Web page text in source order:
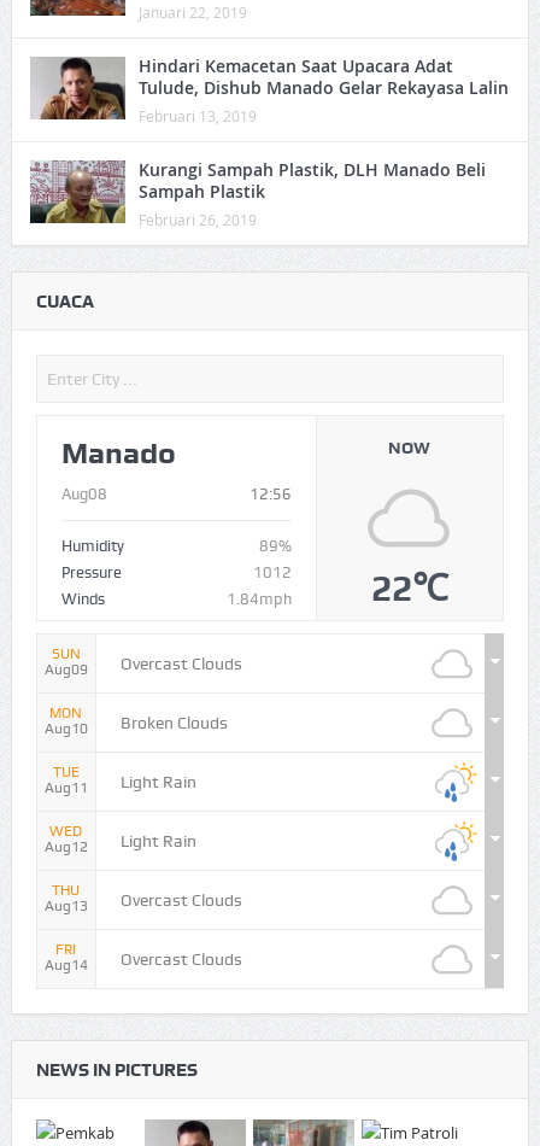
Januari 22, 2019
Hindari Kemacetan Saat Upacara Adat
Tulude, Dishub Manado Gelar Rekayasa Lalin
Februari 13, 2019
Kurangi Sampah Plastik, DLH Manado Beli
Sampah Plastik
Februari 26, 2019
CUACA
Manado
Aug08 12:56
Humidity
89%
Pressure
1012
Winds
1.84mph
NOW
22℃
SUN
Aug09
Overcast Clouds
MON
Aug10
Broken Clouds
TUE
Aug11
Light Rain
WED
Aug12
Light Rain
THU
Aug13
Overcast Clouds
FRI
Aug14
Overcast Clouds
NEWS IN PICTURES